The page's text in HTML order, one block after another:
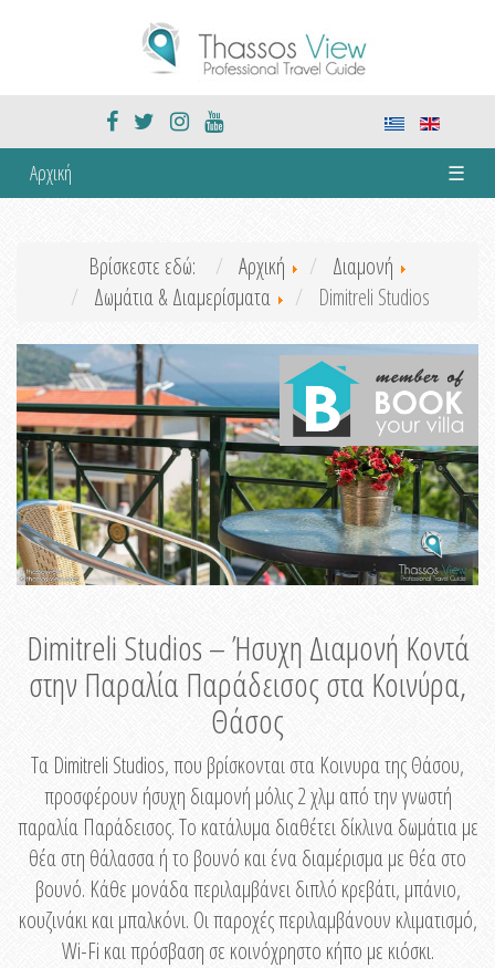
Αρχική ☰
Βρίσκεστε εδώ: Αρχική
Διαμονή
Δωμάτια & Διαμερίσματα
Dimitreli Studios
Dimitreli Studios – Ήσυχη Διαμονή Κοντά
στην Παραλία Παράδεισος στα Κοινύρα,
Θάσος
Τα Dimitreli Studios, που βρίσκονται στα Κοινυρα της Θάσου,
προσφέρουν ήσυχη διαμονή μόλις 2 χλμ από την γνωστή
παραλία Παράδεισος. Το κατάλυμα διαθέτει δίκλινα δωμάτια με
θέα στη θάλασσα ή το βουνό και ένα διαμέρισμα με θέα στο
βουνό. Κάθε μονάδα περιλαμβάνει διπλό κρεβάτι, μπάνιο,
κουζινάκι και μπαλκόνι. Οι παροχές περιλαμβάνουν κλιματισμό,
Wi-Fi και πρόσβαση σε κοινόχρηστο κήπο με κιόσκι.